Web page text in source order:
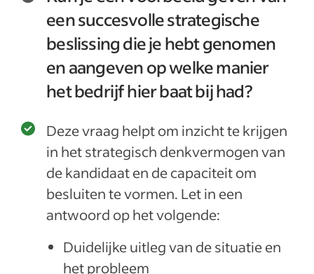
een succesvolle strategische
beslissing die je hebt genomen
en aangeven op welke manier
het bedrijf hier baat bij had?
Deze vraag helpt om inzicht te krijgen
in het strategisch denkvermogen van
de kandidaat en de capaciteit om
besluiten te vormen. Let in een
antwoord op het volgende:
Duidelijke uitleg van de situatie en
het probleem